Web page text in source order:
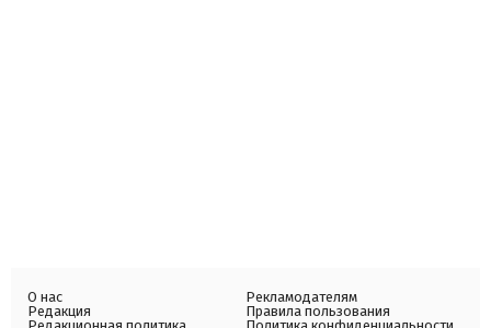
О нас
Редакция
Рекламодателям
Правила пользования